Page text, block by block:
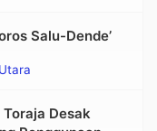
Salu-Dende’
Desak